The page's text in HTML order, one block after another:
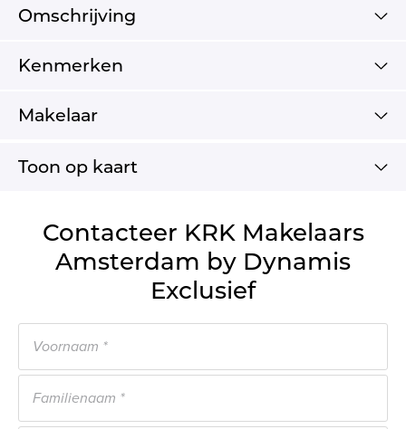
Omschrijving
Kenmerken
Makelaar
Toon op kaart
Contacteer KRK Makelaars
Amsterdam by Dynamis
Exclusief